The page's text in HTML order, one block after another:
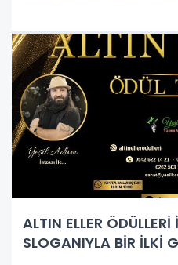
ALTIN ELLER ÖDÜLLERİ
SLOGANIYLA BİR İLKİ